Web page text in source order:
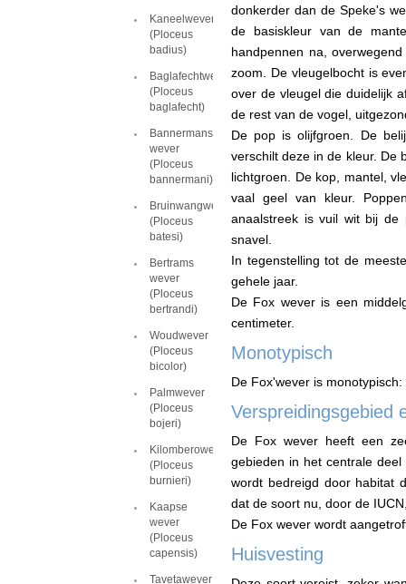
Kaneelwever
(Ploceus
badius)
Baglafechtwever
(Ploceus
baglafecht)
Bannermans
wever
(Ploceus
bannermani)
Bruinwangwever
(Ploceus
batesi)
Bertrams
wever
(Ploceus
bertrandi)
Woudwever
(Ploceus
bicolor)
Palmwever
(Ploceus
bojeri)
Kilomberowever
(Ploceus
burnieri)
Kaapse
wever
(Ploceus
capensis)
Tavetawever
donkerder dan de Speke's
de basiskleur van de
handpennen na,
zoom. De vleugelbocht is
over de vleugel die duidelijk
de rest van de vogel,
De pop is olijfgroen. De
verschilt deze in de kleur. De
lichtgroen. De kop, mantel,
vaal geel van kleur.
anaalstreek is vuil wit bij
snavel.
In tegenstelling tot de
gehele jaar.
De Fox wever is een
centimeter.
Monotypisch
De Fox'wever is
Verspreidingsgebied
De Fox wever heeft een
gebieden in het centrale
wordt bedreigd door habitat
dat de soort nu, door de
De Fox wever wordt
Huisvesting